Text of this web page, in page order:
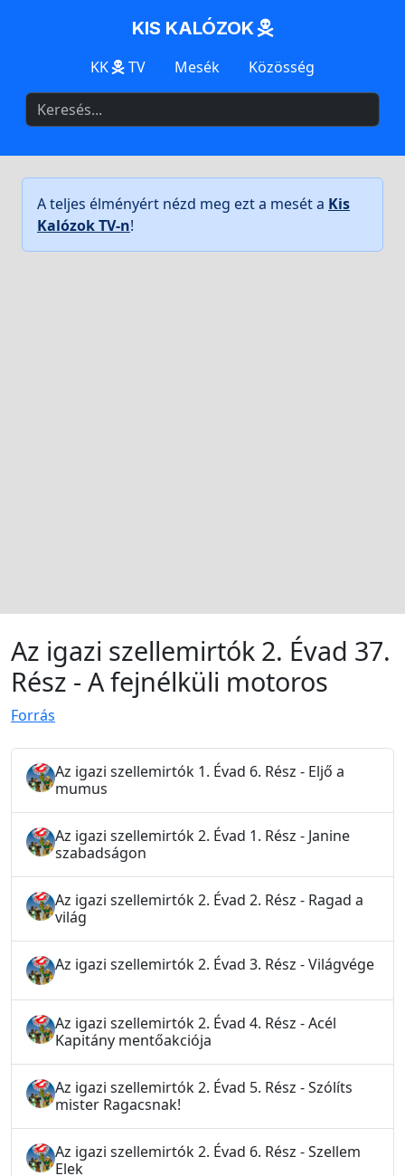
KIS KALÓZOK
KK TV Mesék Közösség
A teljes élményért nézd meg ezt a mesét a Kis
Kalózok TV-n!
Az igazi szellemirtók 2. Évad 37.
Rész - A fejnélküli motoros
Forrás
Az igazi szellemirtók 1. Évad 6. Rész - Eljő a
mumus
Az igazi szellemirtók 2. Évad 1. Rész - Janine
szabadságon
Az igazi szellemirtók 2. Évad 2. Rész - Ragad a
világ
Az igazi szellemirtók 2. Évad 3. Rész - Világvége
Az igazi szellemirtók 2. Évad 4. Rész - Acél
Kapitány mentőakciója
Az igazi szellemirtók 2. Évad 5. Rész - Szólíts
mister Ragacsnak!
Az igazi szellemirtók 2. Évad 6. Rész - Szellem
Elek